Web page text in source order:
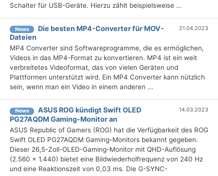
Schalter für USB-Geräte. Hierzu zählt beispielsweise ...
News
Die besten MP4-Converter für MOV-
Dateien
21.04.2023
MP4 Converter sind Softwareprogramme, die es ermöglichen,
Videos in das MP4-Format zu konvertieren. MP4 ist ein weit
verbreitetes Videoformat, das von vielen Geräten und
Plattformen unterstützt wird. Ein MP4 Converter kann nützlich
sein, wenn man ein Video in einem anderen ...
News
ASUS ROG kündigt Swift OLED
PG27AQDM Gaming-Monitor an
14.03.2023
ASUS Republic of Gamers (ROG) hat die Verfügbarkeit des ROG
Swift OLED PG27AQDM Gaming-Monitors bekannt gegeben.
Dieser 26,5-Zoll-OLED-Gaming-Monitor mit QHD-Auflösung
(2.560 x 1.440) bietet eine Bildwiederholfrequenz von 240 Hz
und eine Reaktionszeit von 0,03 ms. Die G-SYNC-